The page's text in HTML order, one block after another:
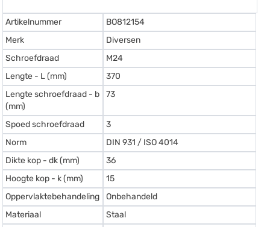
Artikelnummer
BO812154
Merk
Diversen
Schroefdraad
M24
Lengte - L (mm)
370
Lengte schroefdraad - b
(mm)
73
Spoed schroefdraad
3
Norm
DIN 931 / ISO 4014
Dikte kop - dk (mm)
36
Hoogte kop - k (mm)
15
Oppervlaktebehandeling
Onbehandeld
Materiaal
Staal